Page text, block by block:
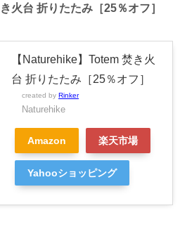
火台 折りたたみ［25％オフ］
【Naturehike】Totem 焚き火
台 折りたたみ［25％オフ］
created by Rinker
Naturehike
Amazon 楽天市場
Yahooショッピング